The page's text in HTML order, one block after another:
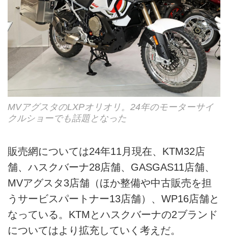
MVアグスタのLXPオリオリ。24年のモーターサイ
クルショーでも話題となった
販売網については24年11月現在、KTM32店
舗、ハスクバーナ28店舗、GASGAS11店舗、
MVアグスタ3店舗（ほか整備や中古販売を担
うサービスパートナー13店舗）、WP16店舗と
なっている。KTMとハスクバーナの2ブランド
についてはより拡充していく考えだ。